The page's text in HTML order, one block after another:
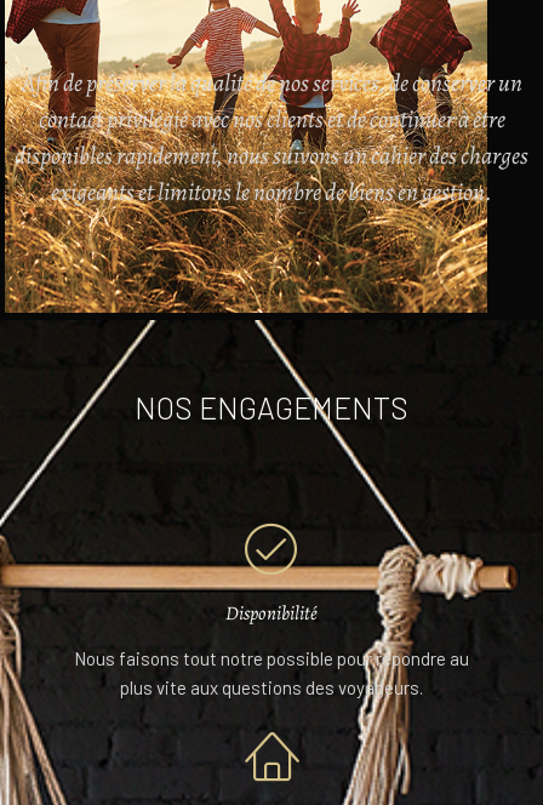
Afin de préserver la qualité de nos services, de conserver un
contact privilégié avec nos clients et de continuer à être
disponibles rapidement, nous suivons un cahier des charges
exigeants et limitons le nombre de biens en gestion.
NOS ENGAGEMENTS
Disponibilité
Nous faisons tout notre possible pour répondre au
plus vite aux questions des voyageurs.